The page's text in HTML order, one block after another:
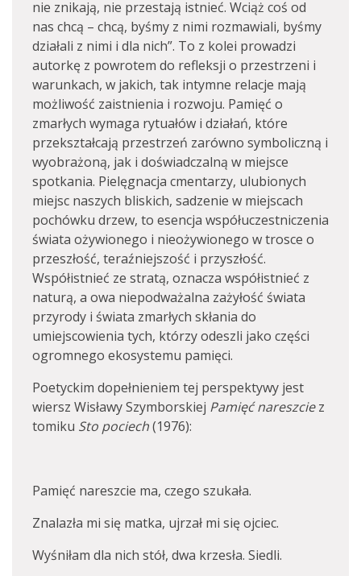
nie znikają, nie przestają istnieć. Wciąż coś od
nas chcą – chcą, byśmy z nimi rozmawiali, byśmy
działali z nimi i dla nich”. To z kolei prowadzi
autorkę z powrotem do refleksji o przestrzeni i
warunkach, w jakich, tak intymne relacje mają
możliwość zaistnienia i rozwoju. Pamięć o
zmarłych wymaga rytuałów i działań, które
przekształcają przestrzeń zarówno symboliczną i
wyobrażoną, jak i doświadczalną w miejsce
spotkania. Pielęgnacja cmentarzy, ulubionych
miejsc naszych bliskich, sadzenie w miejscach
pochówku drzew, to esencja współuczestniczenia
świata ożywionego i nieożywionego w trosce o
przeszłość, teraźniejszość i przyszłość.
Współistnieć ze stratą, oznacza współistnieć z
naturą, a owa niepodważalna zażyłość świata
przyrody i świata zmarłych skłania do
umiejscowienia tych, którzy odeszli jako części
ogromnego ekosystemu pamięci.
Poetyckim dopełnieniem tej perspektywy jest
wiersz Wisławy Szymborskiej Pamięć nareszciez
tomiku Sto pociech(1976):
Pamięć nareszcie ma, czego szukała.
Znalazła mi się matka, ujrzał mi się ojciec.
Wyśniłam dla nich stół, dwa krzesła. Siedli.